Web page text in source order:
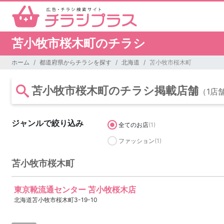
苫小牧市桜木町のチラシ
ホーム 都道府県からチラシを探す 北海道 苫小牧市桜木町
苫小牧市桜木町のチラシ掲載店舗 （1店
ジャンルで絞り込み 全てのお店(1)
ファッション(1)
苫小牧市桜木町
東京靴流通センター 苫小牧桜木店
北海道苫小牧市桜木町3-19-10